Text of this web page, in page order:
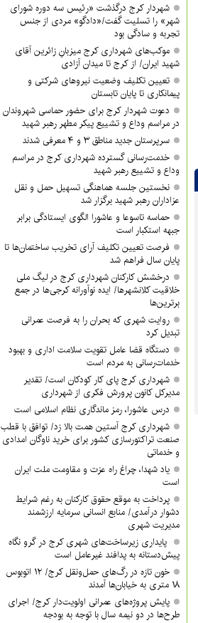
شهردار کرج درگذشت «رئیس سه دوره شورای
شهر» را تسلیت گفت/«دادگو» مردی از جنس
تجربه و سادگی بود
موکب‌های شهرداری کرج میزبانِ زائرین آقای
شهید ایران/ از کرج تا میدان آزادی
تعیین تکلیف وضعیت نیروهای شرکتی و
پیمانکاری تا پایان تابستان
دعوت شهردار کرج برای حضور حماسی شهروندان
در مراسم وداع و تشییع پیکر مطهر رهبر شهید
سرپرستان جدید مناطق ۳ و ۴ معرفی شدند
خدمت‌رسانی گسترده شهرداری کرج در مراسم
وداع و تشییع رهبر شهید
نخستین جلسه هماهنگی تسهیل حمل و نقل
عزاداران رهبر شهید برگزار شد
حماسه تاسوعا و عاشورا الگوی ایستادگی برابر
جبهه استکبار است
فرصت تعیین تکلیف آرای تخریب ساختمان‌ها تا
پایان سال فراهم شد
درخشش کارکنان شهرداری کرج در لیگ ملی
خلاقیت کلانشهرها/ ایده نوآورانه کرجی‌ها در جمع
برترین‌ها
روایت شهری که بحران را به فرصت عمرانی
تبدیل کرد
دستگاه قضا عامل تقویت سلامت اداری و بهبود
خدمات‌رسانی به مردم است
شهرداری کرج پای کار کودکان است/ تقدیر
مدیرکل کانون پرورش فکری از شهرداری
درس عاشورا، رمز ماندگاری نظام اسلامی است
شهرداری کرج آستین همت بالا زد/ توافق با قطب
صنعت تراکتورسازی کشور برای خرید ناوگان امدادی
و خدماتی
یاد شهدا، چراغ راه عزت و مقاومت ملت ایران
است
پرداخت به موقع حقوق کارکنان به رغم شرایط
دشوار درآمدی/ منابع انسانی سرمایه ارزشمند
مدیریت شهری
پایداری زیرساخت‌های شهری کرج در گرو نگاه
پیش‌دستانه به پدافند غیرعامل است
خون تازه در رگ‌های حمل‌ونقل کرج/ ۱۲ اتوبوس
۱۸ متری به خیابان‌ها آمدند
پایش پروژه‌های عمرانی اولویت‌دار کرج/ اجرای
طرح‌ها در دو نیمه سال با توجه به بودجه